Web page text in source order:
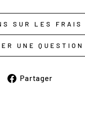
SUR LES FRAIS
UNE QUESTION
Partager